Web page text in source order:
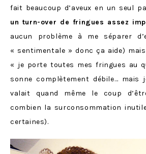
fait beaucoup d’aveux en un seul
un turn-over de fringues assez
aucun problème à me séparer
« sentimentale » donc ça aide)
« je porte toutes mes fringues au
sonne complètement débile… mais
valait quand même le coup
combien la surconsommation
certaines).